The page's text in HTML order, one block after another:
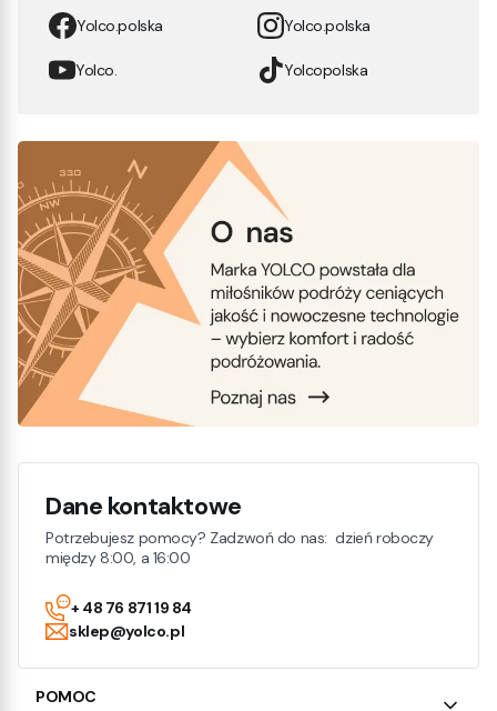
Yolco.polska Yolco.polska
Yolco. Yolcopolska
Dane kontaktowe
Potrzebujesz pomocy? Zadzwoń do nas: dzień roboczy
między 8:00, a 16:00
+ 48 76 871 19 84
sklep@yolco.pl
Linki w stopce
POMOC